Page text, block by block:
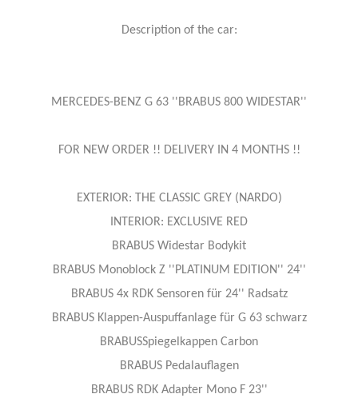
Description of the car:
MERCEDES-BENZ G 63 ''BRABUS 800 WIDESTAR''
FOR NEW ORDER !! DELIVERY IN 4 MONTHS !!
EXTERIOR: THE CLASSIC GREY (NARDO)
INTERIOR: EXCLUSIVE RED
BRABUS Widestar Bodykit
BRABUS Monoblock Z ''PLATINUM EDITION'' 24''
BRABUS 4x RDK Sensoren für 24'' Radsatz
BRABUS Klappen-Auspuffanlage für G 63 schwarz​
BRABUSSpiegelkappen Carbon​
BRABUS Pedalauflagen
BRABUS RDK Adapter Mono F 23''